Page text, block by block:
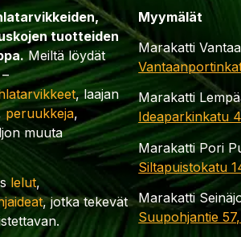
tuotteiden
Meiltä löydät
, laajan
peruukkeja,
muuta
lelut,
, jotka tekevät
Myymälät
Marakatti
Marakatti
Ideaparkinkatu
Marakatti Pori
Siltapuistokatu
Marakatti
Suupohjantie